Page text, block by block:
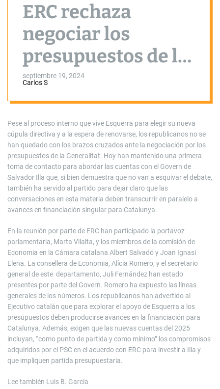
ERC rechaza
negociar los
presupuestos de la
Generalitat sin
avances en
financiación
singular
septiembre 19, 2024
Carlos S
Pese al proceso interno que vive Esquerra para elegir su nueva
cúpula directiva y a la espera de renovarse, los republicanos no se
han quedado con los brazos cruzados ante la negociación por los
presupuestos de la Generalitat. Hoy han mantenido una primera
toma de contacto para abordar las cuentas con el Govern de
Salvador Illa que, si bien demuestra que no van a esquivar el debate,
también ha servido al partido para dejar claro que las
conversaciones en esta materia deben transcurrir en paralelo a
avances en financiación singular para Catalunya.
En la reunión por parte de ERC han participado la portavoz
parlamentaria, Marta Vilalta, y los miembros de la comisión de
Economia en la Cámara catalana Albert Salvadó y Joan Ignasi
Elena. La consellera de Economia, Alícia Romero, y el secretario
general de este departamento, Juli Fernández han estado
presentes por parte del Govern. Romero ha expuesto las líneas
generales de los números. Los republicanos han advertido al
Ejecutivo catalán que para explorar el apoyo de Esquerra a los
presupuestos deben producirse avances en la financiación para
Catalunya. Además, exigen que las nuevas cuentas del 2025
incluyan, “como punto de partida y como mínimo” los compromisos
adquiridos por el PSC en el acuerdo con ERC para investir a Illa y
que impliquen partida presupuestaria.
Lee también Luis B. García